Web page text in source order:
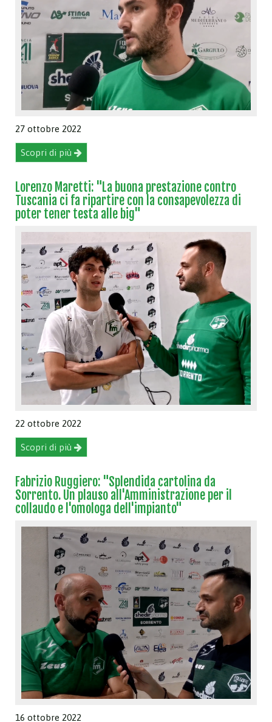
27 ottobre 2022
Scopri di più
Lorenzo Maretti: "La buona prestazione contro
Tuscania ci fa ripartire con la consapevolezza di
poter tener testa alle big"
22 ottobre 2022
Scopri di più
Fabrizio Ruggiero: "Splendida cartolina da
Sorrento. Un plauso all'Amministrazione per il
collaudo e l'omologa dell'impianto"
16 ottobre 2022